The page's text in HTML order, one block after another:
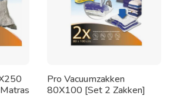
Pro Vacuumzakken
80X100 [Set 2 Zakken]